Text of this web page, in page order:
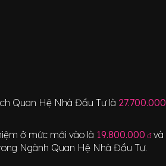
Quan Hệ Nhà Đầu Tư là 27.700.000
ở mức mới vào là 19.800.000 đ và
Ngành Quan Hệ Nhà Đầu Tư.